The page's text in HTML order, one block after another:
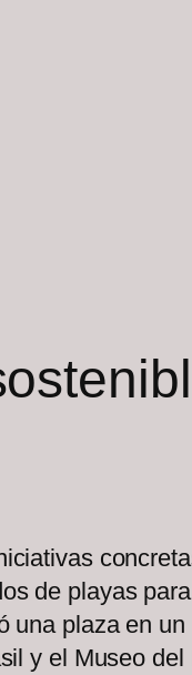
de playas
una plaza en
y el Museo